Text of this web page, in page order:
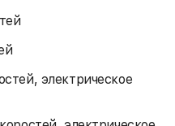
электрическое